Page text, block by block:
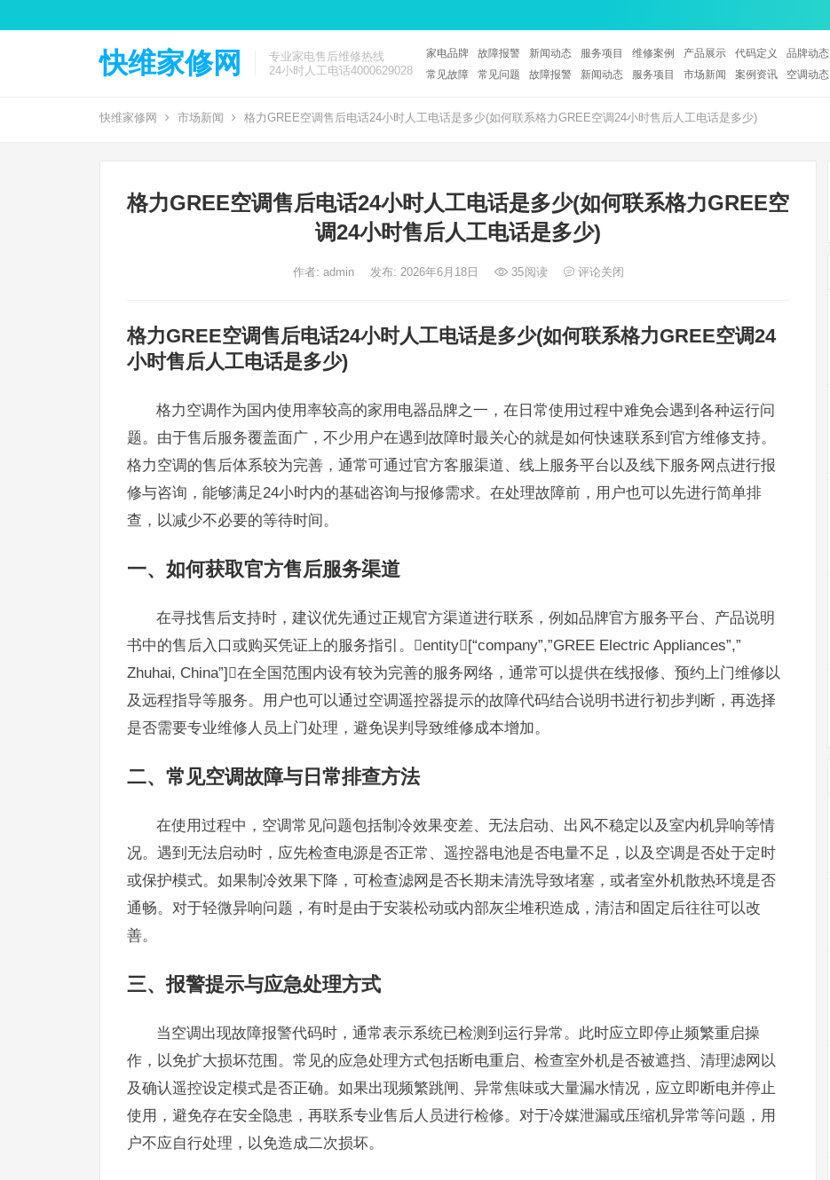
快维家修网
专业家电售后维修热线
24小时人工电话4000629028
家电品牌 故障报警 新闻动态 服务项目 维修案例 产品展示 代码定义 品牌动态
常见故障
常见问题 故障报警 新闻动态 服务项目 市场新闻 案例资讯 空调动态
快维家修网 市场新闻 格力GREE空调售后电话24小时人工电话是多少(如何联系格力GREE空调24小时售后人工电话是多少)
格力GREE空调售后电话24小时人工电话是多少(如何联系格力GREE空
调24小时售后人工电话是多少)
作者: admin 发布: 2026年6月18日 35阅读 评论关闭
格力GREE空调售后电话24小时人工电话是多少(如何联系格力GREE空调24
小时售后人工电话是多少)
格力空调作为国内使用率较高的家用电器品牌之一，在日常使用过程中难免会遇到各种运行问
题。由于售后服务覆盖面广，不少用户在遇到故障时最关心的就是如何快速联系到官方维修支持。
格力空调的售后体系较为完善，通常可通过官方客服渠道、线上服务平台以及线下服务网点进行报
修与咨询，能够满足24小时内的基础咨询与报修需求。在处理故障前，用户也可以先进行简单排
查，以减少不必要的等待时间。
一、如何获取官方售后服务渠道
在寻找售后支持时，建议优先通过正规官方渠道进行联系，例如品牌官方服务平台、产品说明
书中的售后入口或购买凭证上的服务指引。entity[“company”,”GREE Electric Appliances”,”
Zhuhai, China”]在全国范围内设有较为完善的服务网络，通常可以提供在线报修、预约上门维修以
及远程指导等服务。用户也可以通过空调遥控器提示的故障代码结合说明书进行初步判断，再选择
是否需要专业维修人员上门处理，避免误判导致维修成本增加。
二、常见空调故障与日常排查方法
在使用过程中，空调常见问题包括制冷效果变差、无法启动、出风不稳定以及室内机异响等情
况。遇到无法启动时，应先检查电源是否正常、遥控器电池是否电量不足，以及空调是否处于定时
或保护模式。如果制冷效果下降，可检查滤网是否长期未清洗导致堵塞，或者室外机散热环境是否
通畅。对于轻微异响问题，有时是由于安装松动或内部灰尘堆积造成，清洁和固定后往往可以改
善。
三、报警提示与应急处理方式
当空调出现故障报警代码时，通常表示系统已检测到运行异常。此时应立即停止频繁重启操
作，以免扩大损坏范围。常见的应急处理方式包括断电重启、检查室外机是否被遮挡、清理滤网以
及确认遥控设定模式是否正确。如果出现频繁跳闸、异常焦味或大量漏水情况，应立即断电并停止
使用，避免存在安全隐患，再联系专业售后人员进行检修。对于冷媒泄漏或压缩机异常等问题，用
户不应自行处理，以免造成二次损坏。